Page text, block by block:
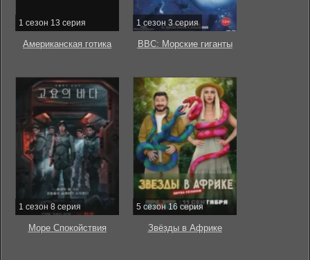
1 сезон 13 серия
Американская готика
1 сезон 3 серия
BBC: Морские гиганты
1 сезон 8 серия
Море Спокойствия
5 сезон 16 серия
Звёзды в Африке